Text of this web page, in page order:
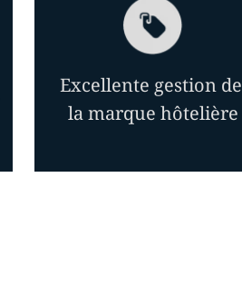
Excellente gestion de
la marque hôtelière